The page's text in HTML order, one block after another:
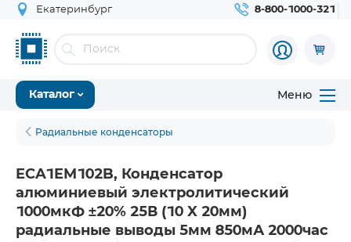
Екатеринбург 8-800-1000-321
Каталог Меню
Радиальные конденсаторы
ECA1EM102B, Конденсатор
алюминиевый электролитический
1000мкФ ±20% 25В (10 X 20мм)
радиальные выводы 5мм 850мА 2000час